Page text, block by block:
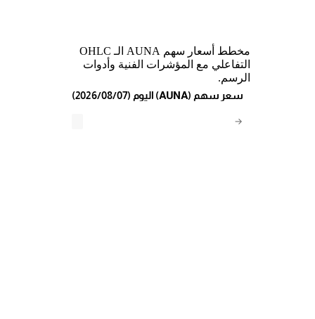
مخطط أسعار سهم AUNA الـ OHLC
التفاعلي مع المؤشرات الفنية وأدوات
الرسم.
→
(2026/08/07) اليوم (AUNA) سعر سهم